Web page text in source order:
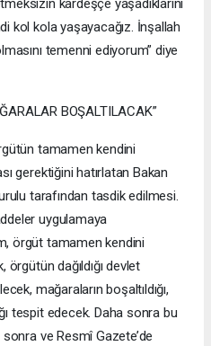
kardeşçe yaşadıklarını
kol kola yaşayacağız. İnşallah
temenni ediyorum” diye
BOŞALTILACAK”
tamamen kendini
gerektiğini hatırlatan Bakan
tarafından tasdik edilmesi.
uygulamaya
örgüt tamamen kendini
örgütün dağıldığı devlet
mağaraların boşaltıldığı,
tespit edecek. Daha sonra bu
ve Resmî Gazete’de